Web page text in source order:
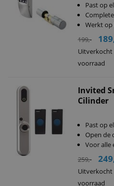
Past op
Werkt
199,-
voorraad
Invited
Cilinder
Past op
Open de
Voor alle
259,-
voorraad